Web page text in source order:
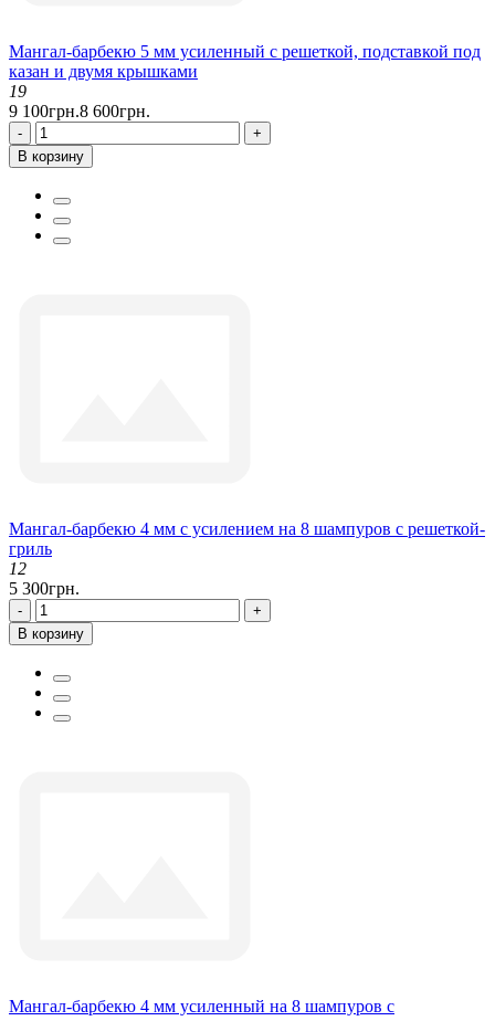
Мангал-барбекю 5 мм усиленный с решеткой, подставкой под
казан и двумя крышками
19
9 100грн.8 600грн.
-
+
В корзину
Мангал-барбекю 4 мм с усилением на 8 шампуров с решеткой-
гриль
12
5 300грн.
-
+
В корзину
Мангал-барбекю 4 мм усиленный на 8 шампуров с